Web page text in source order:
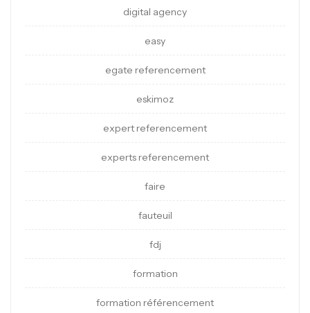
digital agency
easy
egate referencement
eskimoz
expert referencement
experts referencement
faire
fauteuil
fdj
formation
formation référencement